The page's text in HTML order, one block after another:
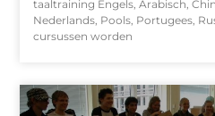
taaltraining Engels, Arabisch,
Nederlands, Pools, Portugees,
cursussen worden